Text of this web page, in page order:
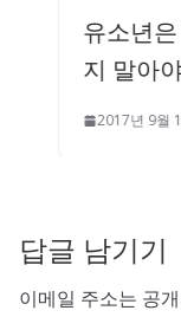
유소년은 1
지 말아야
2017년 9월 10일
답글 남기기
이메일 주소는 공